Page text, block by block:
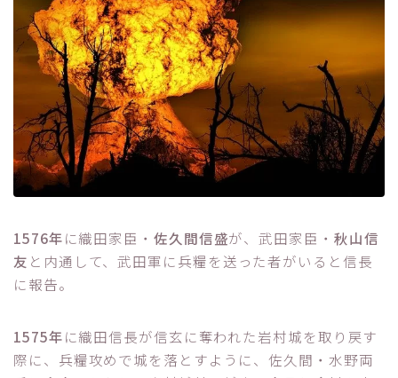
1576年に織田家臣・ 佐久間信盛が、武田家臣・ 秋山信
友 と内通して、武田軍に兵糧を送った者がいると信長
に報告。
1575年に織田信長が信玄に奪われた岩村城を取り戻す
際に、兵糧攻めで城を落とすように、佐久間・水野両